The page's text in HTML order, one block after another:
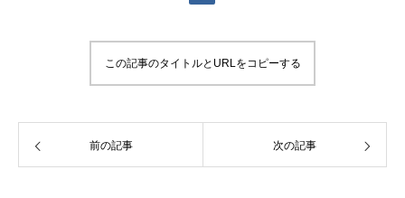
この記事のタイトルとURLをコピーする
前の記事 次の記事